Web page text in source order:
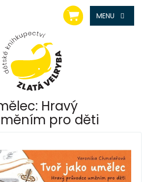
NÁKUPNÍ
KOŠÍK
Hravý
pro děti